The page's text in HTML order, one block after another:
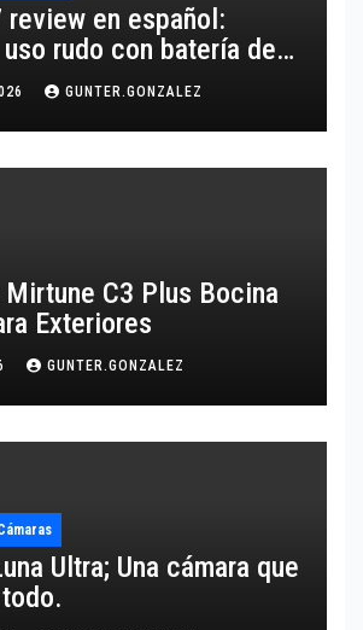
review en español:
rudo con batería de
GUNTER.GONZALEZ
C3 Plus Bocina
Exteriores
GUNTER.GONZALEZ
Ultra; Una cámara que